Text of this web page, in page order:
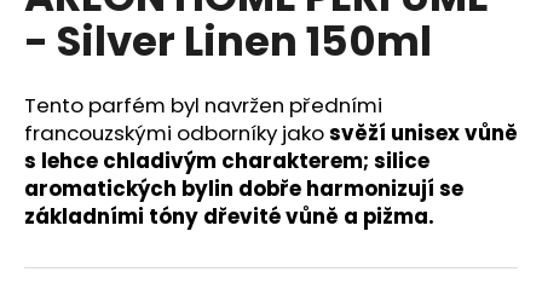
z
hvězdiček.
- Silver Linen 150ml
Tento parfém byl navržen předními
francouzskými odborníky jakosvěží unisex vůně
s lehce chladivým charakterem; silice
aromatických bylin dobře harmonizují se
základními tóny dřevité vůně a pižma.
a
í
t
?